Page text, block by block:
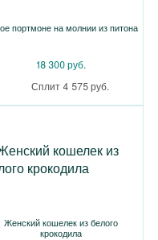
портмоне на молнии из питона
18 300 руб.
Сплит 4 575 руб.
Женский кошелек из белого
крокодила